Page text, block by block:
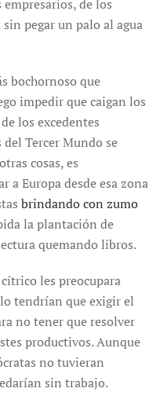
de los
pegar un palo al agua
bochornoso que
impedir que caigan los
los excedentes
Tercer Mundo se
cosas, es
a Europa desde esa zona
brindando con zumo
la plantación de
quemando libros.
les preocupara
tendrían que exigir el
no tener que resolver
productivos. Aunque
no tuvieran
sin trabajo.